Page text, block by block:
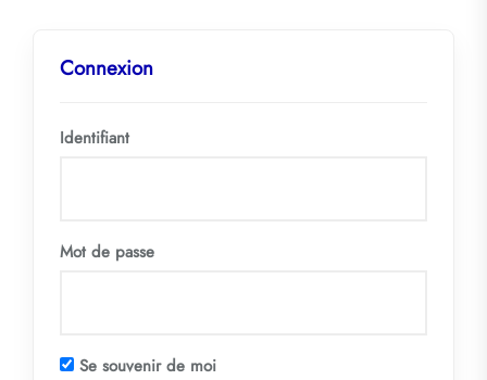
Connexion
Identifiant
Mot de passe
Se souvenir de moi